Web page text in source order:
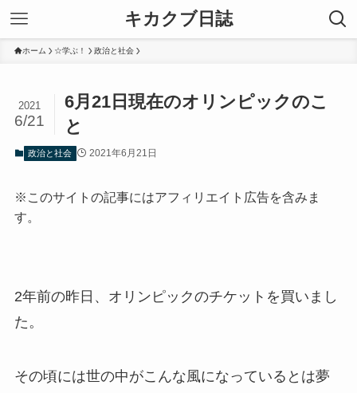
キカクブ日誌
ホーム ☆学ぶ！ 政治と社会
6月21日現在のオリンピックのこ
と
2021
6/21
政治と社会 2021年6月21日
※このサイトの記事にはアフィリエイト広告を含みま
す。
2年前の昨日、オリンピックのチケットを買いまし
た。
その頃には世の中がこんな風になっているとは夢